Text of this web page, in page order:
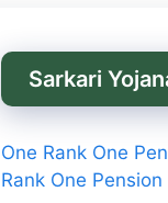
Sarkari
One Rank One
Rank One